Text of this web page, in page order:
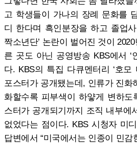
고 학생들이 가나의 장례 문화를
디 한다며 흑인분장을 하고 졸업
짝소년단’ 논란이 벌어진 것이
른 곳도 아닌 공영방송 KBS에서 ‘
다. KBS의 특집 다큐멘터리 ‘호모
포스터가 공개됐는데, 인류가 진화
화할수록 피부색이 하얗게 변하
스터가 공개되기까지 조직 내부에
없었다는 점이다. KBS 시청자 미
답변에서 “미국에서는 인종이 민